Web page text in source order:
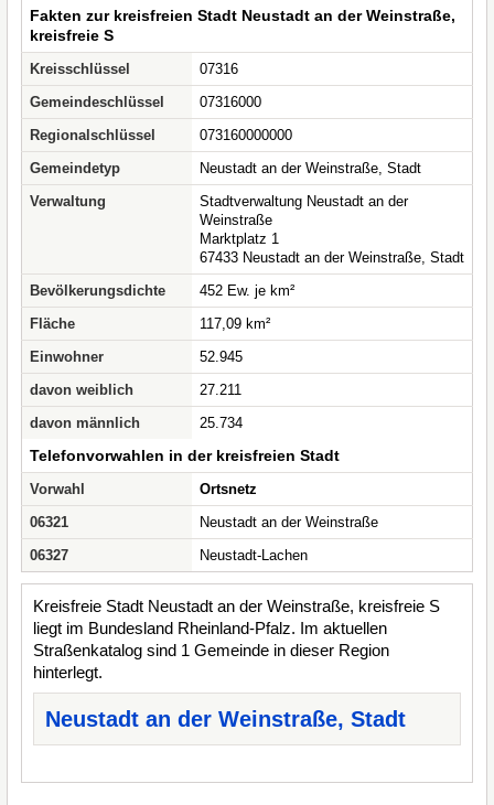
Fakten zur kreisfreien Stadt Neustadt an der Weinstraße,
kreisfreie S
Kreisschlüssel
07316
Gemeindeschlüssel
07316000
Regionalschlüssel
073160000000
Gemeindetyp
Neustadt an der Weinstraße, Stadt
Verwaltung
Stadtverwaltung Neustadt an der
Weinstraße
Marktplatz 1
67433 Neustadt an der Weinstraße, Stadt
Bevölkerungsdichte
452 Ew. je km²
Fläche
117,09 km²
Einwohner
52.945
davon weiblich
27.211
davon männlich
25.734
Telefonvorwahlen in der kreisfreien Stadt
Vorwahl
Ortsnetz
06321
Neustadt an der Weinstraße
06327
Neustadt-Lachen
Kreisfreie Stadt Neustadt an der Weinstraße, kreisfreie S
liegt im Bundesland Rheinland-Pfalz. Im aktuellen
Straßenkatalog sind 1 Gemeinde in dieser Region
hinterlegt.
Neustadt an der Weinstraße, Stadt